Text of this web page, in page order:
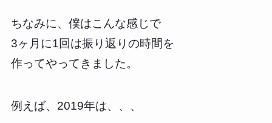
ちなみに、僕はこんな感じで
3ヶ月に1回は振り返りの時間を
作ってやってきました。
例えば、2019年は、、、